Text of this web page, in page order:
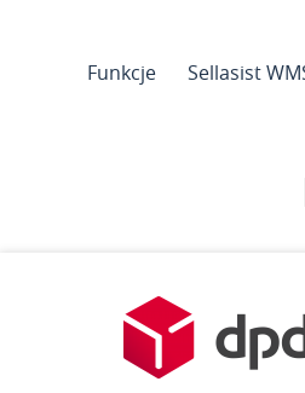
Funkcje Sellasist